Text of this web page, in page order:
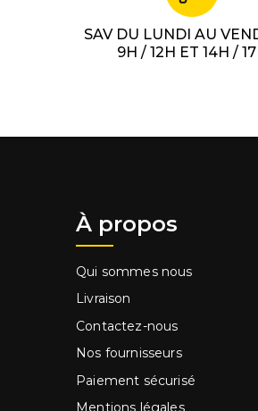
SAV DU LUNDI AU
9H / 12H ET 14H /
À propos
Qui sommes nous
Livraison
Contactez-nous
Nos fournisseurs
Paiement sécurisé